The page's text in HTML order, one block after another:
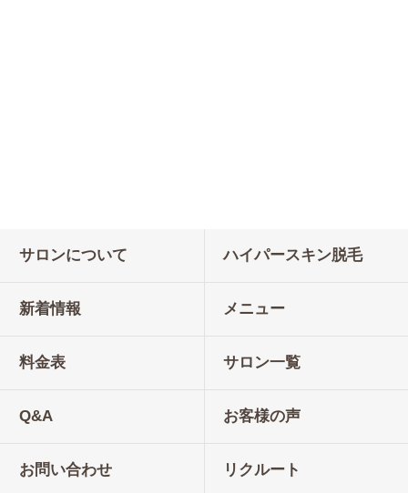
サロンについて ハイパースキン脱毛
新着情報 メニュー
料金表 サロン一覧
Q&A お客様の声
お問い合わせ リクルート